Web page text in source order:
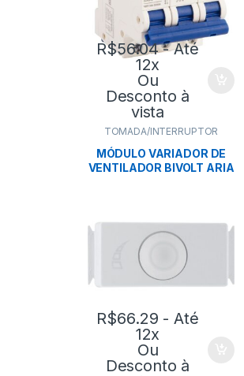
R$56.04- Até
12x
Ou
Desconto à
vista
TOMADA/INTERRUPTOR
MÓDULO VARIADOR DE
VENTILADOR BIVOLT ARIA
R$66.29 - Até
12x
Ou
Desconto à